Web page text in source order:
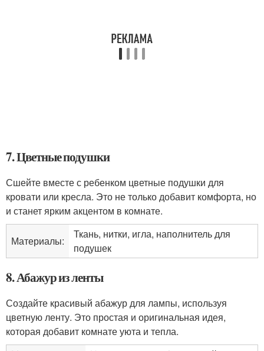
7. Цветные подушки
Сшейте вместе с ребенком цветные подушки для
кровати или кресла. Это не только добавит комфорта, но
и станет ярким акцентом в комнате.
Материалы:
Ткань, нитки, игла, наполнитель для
подушек
8. Абажур из ленты
Создайте красивый абажур для лампы, используя
цветную ленту. Это простая и оригинальная идея,
которая добавит комнате уюта и тепла.